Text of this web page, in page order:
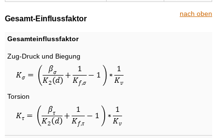
nach oben
Gesamt-Einflussfaktor
Gesamteinflussfaktor
Zug-Druck und Biegung
Torsion